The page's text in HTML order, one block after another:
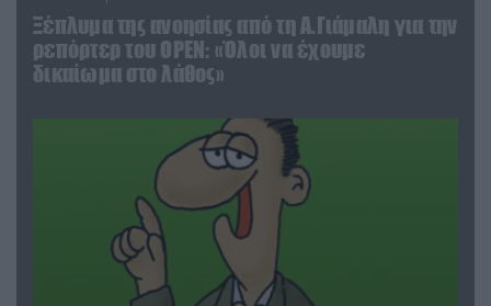
Ξέπλυμα της ανοησίας από τη Α.Γιάμαλη για την
ρεπόρτερ του ΟΡΕΝ: «Όλοι να έχουμε
δικαίωμα στο λάθος»